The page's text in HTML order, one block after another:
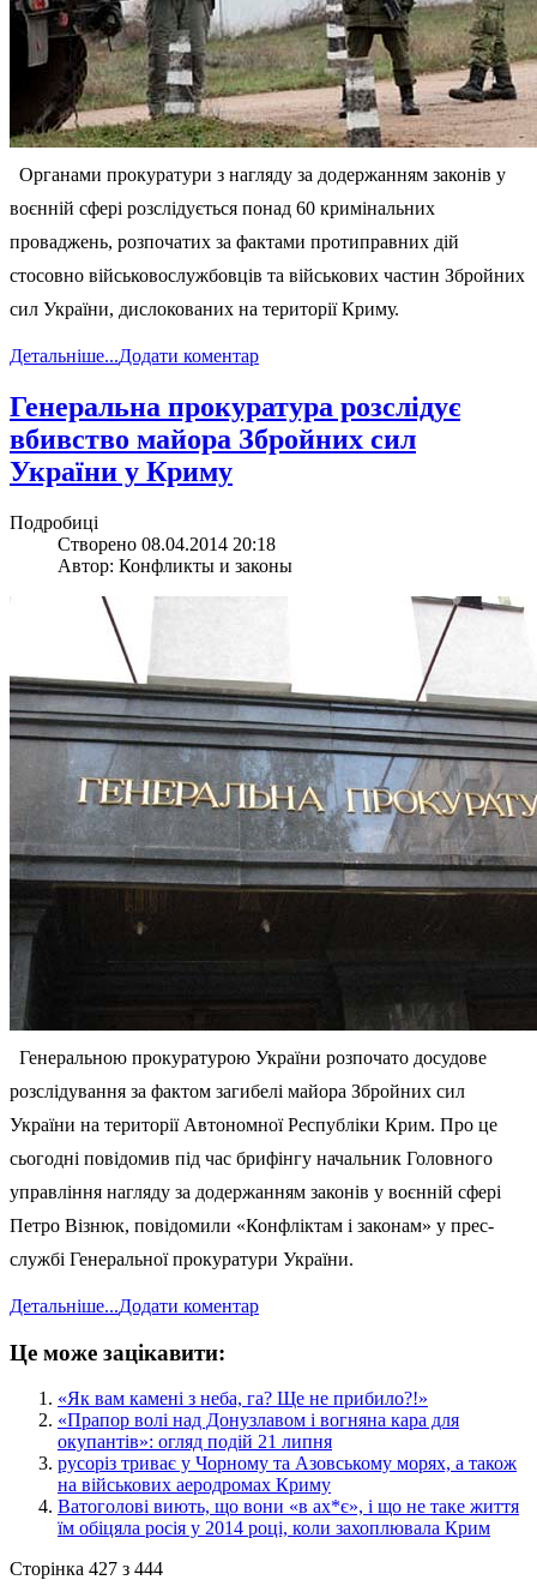
Органами прокуратури з нагляду за додержанням законів у
воєнній сфері розслідується понад 60 кримінальних
проваджень, розпочатих за фактами протиправних дій
стосовно військовослужбовців та військових частин Збройних
сил України, дислокованих на території Криму.
Детальніше...Додати коментар
Генеральна прокуратура розслідує
вбивство майора Збройних сил
України у Криму
Подробиці
Створено 08.04.2014 20:18
Автор: Конфликты и законы
Генеральною прокуратурою України розпочато досудове
розслідування за фактом загибелі майора Збройних сил
України на території Автономної Республіки Крим. Про це
сьогодні повідомив під час брифінгу начальник Головного
управління нагляду за додержанням законів у воєнній сфері
Петро Візнюк, повідомили «Конфліктам і законам» у прес-
службі Генеральної прокуратури України.
Детальніше...Додати коментар
Це може зацікавити:
​«Як вам камені з неба, га? Ще не прибило?!»
​«Прапор волі над Донузлавом і вогняна кара для
окупантів»: огляд подій 21 липня
​русоріз триває у Чорному та Азовському морях, а також
на військових аеродромах Криму
​Ватоголові виють, що вони «в ах*є», і що не таке життя
їм обіцяла росія у 2014 році, коли захоплювала Крим
Сторінка 427 з 444